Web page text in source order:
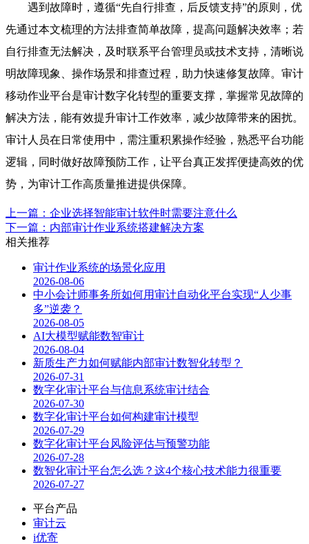
遇到故障时，遵循“先自行排查，后反馈支持”的原则，优
先通过本文梳理的方法排查简单故障，提高问题解决效率；若
自行排查无法解决，及时联系平台管理员或技术支持，清晰说
明故障现象、操作场景和排查过程，助力快速修复故障。审计
移动作业平台是审计数字化转型的重要支撑，掌握常见故障的
解决方法，能有效提升审计工作效率，减少故障带来的困扰。
审计人员在日常使用中，需注重积累操作经验，熟悉平台功能
逻辑，同时做好故障预防工作，让平台真正发挥便捷高效的优
势，为审计工作高质量推进提供保障。
上一篇：企业选择智能审计软件时需要注意什么
下一篇：内部审计作业系统搭建解决方案
相关推荐
审计作业系统的场景化应用
2026-08-06
中小会计师事务所如何用审计自动化平台实现“人少事
多”逆袭？
2026-08-05
AI大模型赋能数智审计
2026-08-04
新质生产力如何赋能内部审计数智化转型？
2026-07-31
数字化审计平台与信息系统审计结合
2026-07-30
数字化审计平台如何构建审计模型
2026-07-29
数字化审计平台风险评估与预警功能
2026-07-28
数智化审计平台怎么选？这4个核心技术能力很重要
2026-07-27
平台产品
审计云
i优寄